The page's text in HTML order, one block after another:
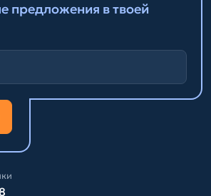
предложения в твоей